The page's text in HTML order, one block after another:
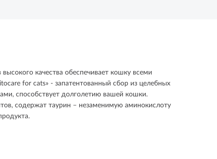
качества обеспечивает кошку всеми
for cats» - запатентованный сбор из целебных
способствует долголетию вашей кошки.
содержат таурин – незаменимую аминокислоту